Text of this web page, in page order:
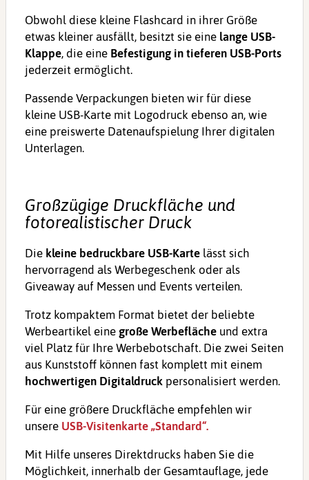
Obwohl diese kleine Flashcard in ihrer Größe
etwas kleiner ausfällt, besitzt sie eine lange USB-
Klappe, die eine Befestigung in tieferen USB-Ports
jederzeit ermöglicht.
Passende Verpackungen bieten wir für diese
kleine USB-Karte mit Logodruck ebenso an, wie
eine preiswerte Datenaufspielung Ihrer digitalen
Unterlagen.
Großzügige Druckfläche und
fotorealistischer Druck
Die kleine bedruckbare USB-Karte lässt sich
hervorragend als Werbegeschenk oder als
Giveaway auf Messen und Events verteilen.
Trotz kompaktem Format bietet der beliebte
Werbeartikel eine große Werbefläche und extra
viel Platz für Ihre Werbebotschaft. Die zwei Seiten
aus Kunststoff können fast komplett mit einem
hochwertigen Digitaldruck personalisiert werden.
Für eine größere Druckfläche empfehlen wir
unsere USB-Visitenkarte „Standard“.
Mit Hilfe unseres Direktdrucks haben Sie die
Möglichkeit, innerhalb der Gesamtauflage, jede